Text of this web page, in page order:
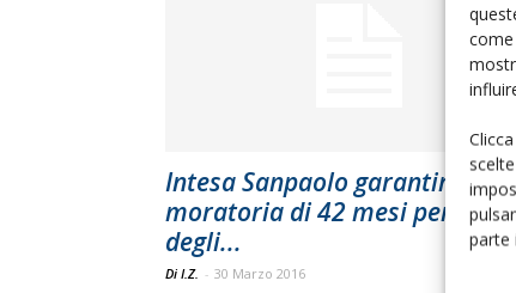
parte
Intesa Sanpaolo garantirà
moratoria di 42 mesi per i
degli...
Di I.Z. - 30 Marzo 2016